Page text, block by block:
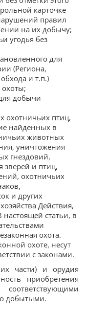
карточке
правил
на их добычу;
угодья без
для
(Региона,
и т.п.)
охоты;
добычи
охотничьих птиц,
найденных в
животных
уничтожения
гнездовий,
зверей и птиц,
охотничьих
и других
Действия,
настоящей статьи, в
охота.
охоте, несут
с законами.
части) и орудия
приобретения
добытыми.